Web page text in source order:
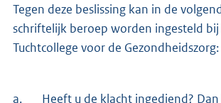
Tegen deze beslissing kan in de
schriftelijk beroep worden ingesteld bij
Tuchtcollege voor de Gezondheidszorg:
a. Heeft u de klacht ingediend? Dan